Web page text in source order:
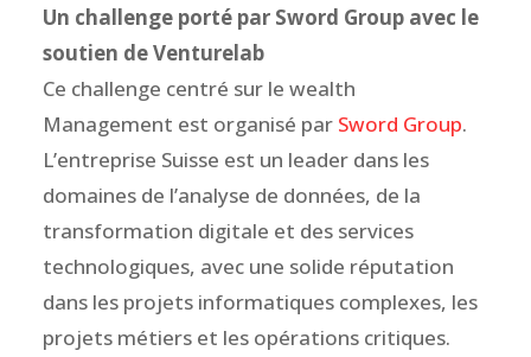
Un challenge porté par Sword Group avec le
soutien de Venturelab
Ce challenge centré sur le wealth
Management est organisé par Sword Group.
L’entreprise Suisse est un leader dans les
domaines de l’analyse de données, de la
transformation digitale et des services
technologiques, avec une solide réputation
dans les projets informatiques complexes, les
projets métiers et les opérations critiques.